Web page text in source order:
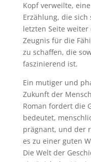
Kopf verweilte,
Erzählung, die
letzten Seite
Zeugnis für die
zu schaffen, die
faszinierend ist.
Ein mutiger und
Zukunft der
Roman fordert die
bedeutet,
prägnant, und der
es zu einer guten
Die Welt der